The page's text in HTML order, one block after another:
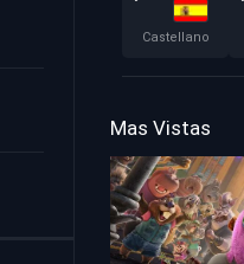
Castellano
Mas Vistas